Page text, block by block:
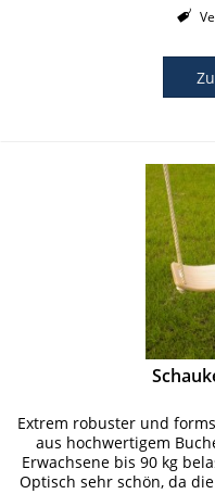
Extrem robuster und
aus hochwertigem
Erwachsene bis 90 kg
Optisch sehr schön, da